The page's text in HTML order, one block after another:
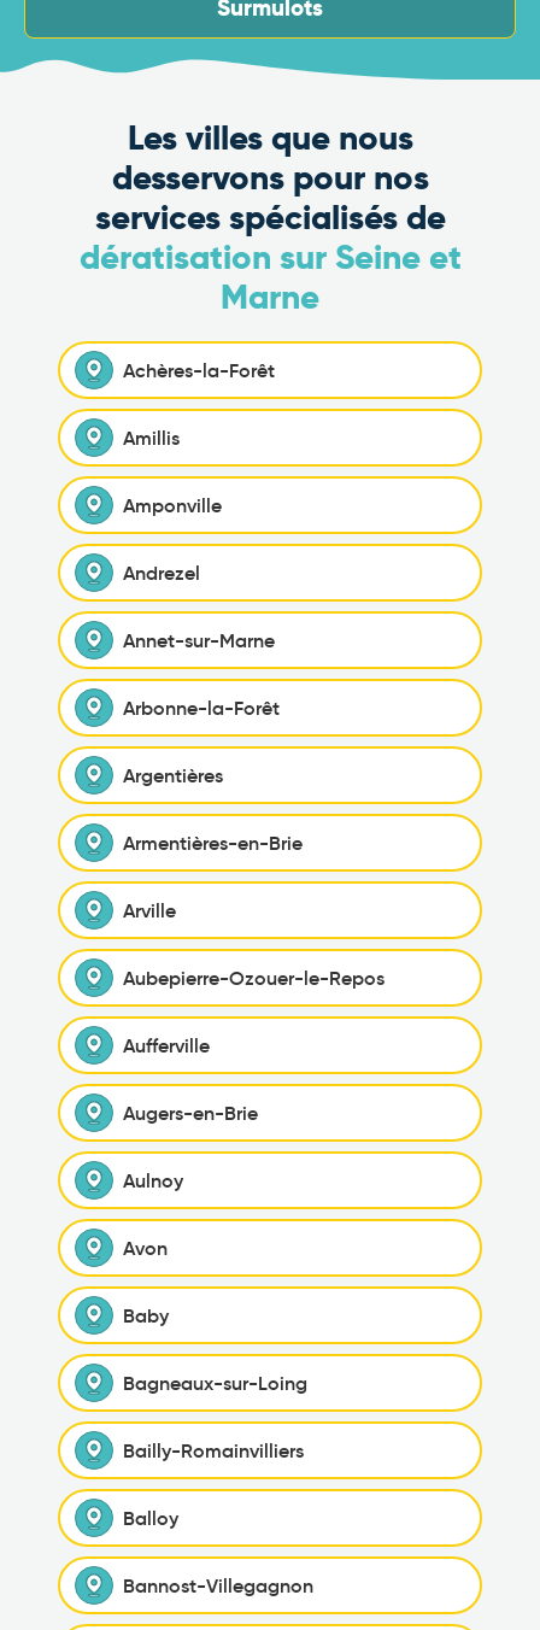
Surmulots
Les villes que nous
desservons pour nos
services spécialisés de
dératisation sur Seine et
Marne
Achères-la-Forêt
Amillis
Amponville
Andrezel
Annet-sur-Marne
Arbonne-la-Forêt
Argentières
Armentières-en-Brie
Arville
Aubepierre-Ozouer-le-Repos
Aufferville
Augers-en-Brie
Aulnoy
Avon
Baby
Bagneaux-sur-Loing
Bailly-Romainvilliers
Balloy
Bannost-Villegagnon